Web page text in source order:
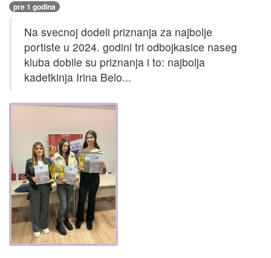
pre 1 godina
Na svecnoj dodeli priznanja za najbolje
portiste u 2024. godini tri odbojkasice naseg
kluba dobile su priznanja i to: najbolja
kadetkinja Irina Belo...